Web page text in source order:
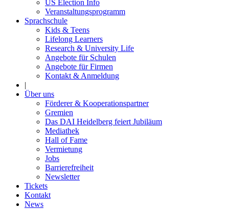
US Election Info
Veranstaltungsprogramm
Sprachschule
Kids & Teens
Lifelong Learners
Research & University Life
Angebote für Schulen
Angebote für Firmen
Kontakt & Anmeldung
|
Über uns
Förderer & Kooperationspartner
Gremien
Das DAI Heidelberg feiert Jubiläum
Mediathek
Hall of Fame
Vermietung
Jobs
Barrierefreiheit
Newsletter
Tickets
Kontakt
News